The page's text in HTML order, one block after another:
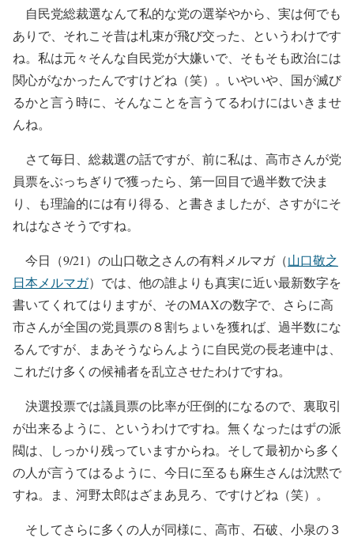
自民党総裁選なんて私的な党の選挙やから、実は何でも
ありで、それこそ昔は札束が飛び交った、というわけです
ね。私は元々そんな自民党が大嫌いで、そもそも政治には
関心がなかったんですけどね（笑）。いやいや、国が滅び
るかと言う時に、そんなことを言うてるわけにはいきませ
んね。
さて毎日、総裁選の話ですが、前に私は、高市さんが党
員票をぶっちぎりで獲ったら、第一回目で過半数で決ま
り、も理論的には有り得る、と書きましたが、さすがにそ
れはなさそうですね。
今日（9/21）の山口敬之さんの有料メルマガ（山口敬之
日本メルマガ）では、他の誰よりも真実に近い最新数字を
書いてくれてはりますが、そのMAXの数字で、さらに高
市さんが全国の党員票の８割ちょいを獲れば、過半数にな
るんですが、まあそうならんように自民党の長老連中は、
これだけ多くの候補者を乱立させたわけですね。
決選投票では議員票の比率が圧倒的になるので、裏取引
が出来るように、というわけですね。無くなったはずの派
閥は、しっかり残っていますからね。そして最初から多く
の人が言うてはるように、今日に至るも麻生さんは沈黙で
すね。ま、河野太郎はざまあ見ろ、ですけどね（笑）。
そしてさらに多くの人が同様に、高市、石破、小泉の３